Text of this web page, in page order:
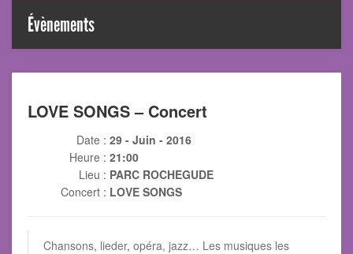
Évènements
LOVE SONGS – Concert
Date : 29 - Juin - 2016
Heure : 21:00
Lieu : PARC ROCHEGUDE
Concert : LOVE SONGS
Chansons, lieder, opéra, jazz… Les musiques les